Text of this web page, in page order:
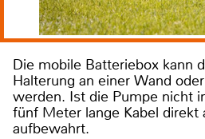
Die mobile Batteriebox kann
Halterung an einer Wand
werden. Ist die Pumpe nicht
fünf Meter lange Kabel direkt
aufbewahrt.